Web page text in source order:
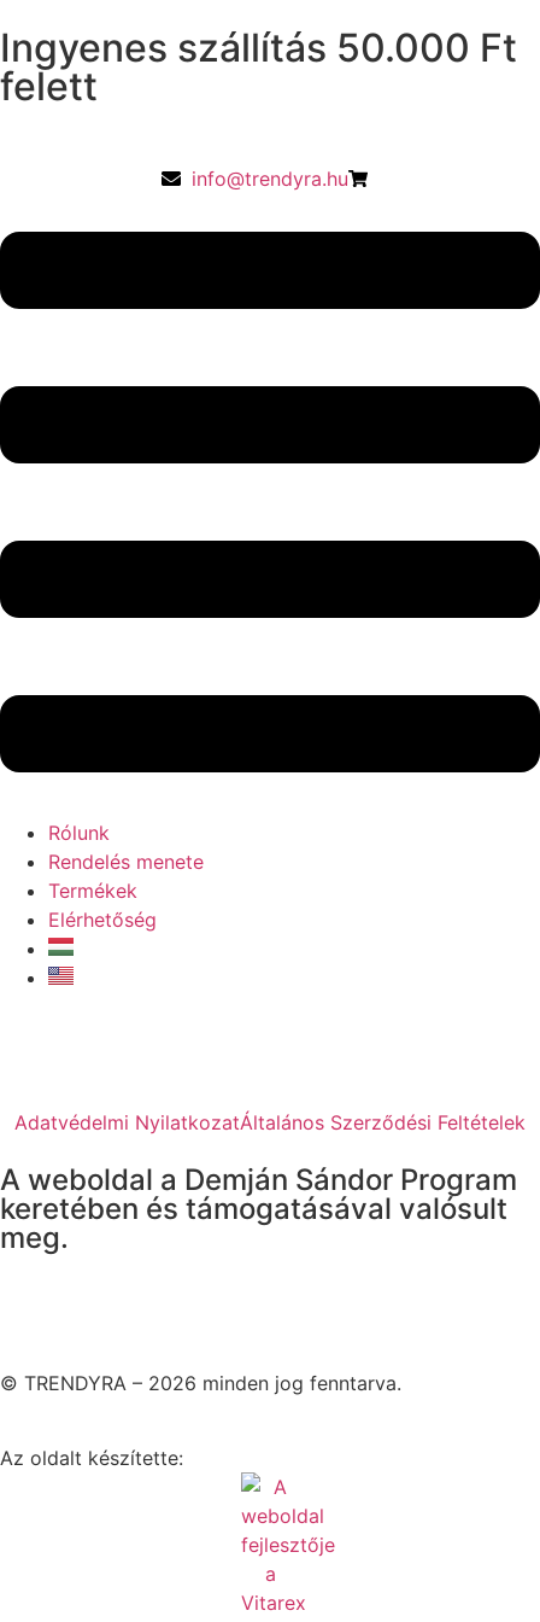
Ingyenes szállítás 50.000 Ft
felett
info@trendyra.hu
Rólunk
Rendelés menete
Termékek
Elérhetőség
Adatvédelmi NyilatkozatÁltalános Szerződési Feltételek
A weboldal a Demján Sándor Program
keretében és támogatásával valósult
meg.
© TRENDYRA – 2026 minden jog fenntarva.
Az oldalt készítette: